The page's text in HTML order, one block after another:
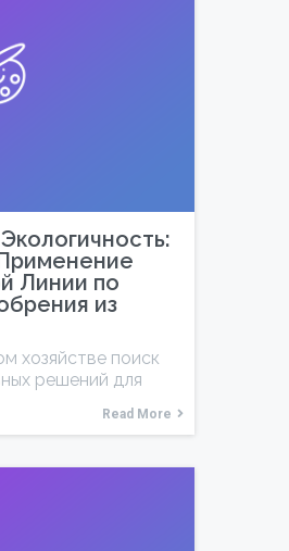
Линии по
из
хозяйстве поиск
решений для
Read More